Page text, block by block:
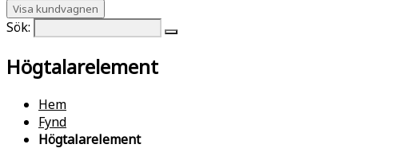
Visa kundvagnen
Sök:
Högtalarelement
Hem
Fynd
Högtalarelement